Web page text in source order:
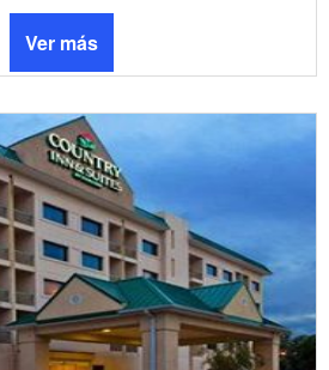
Ver más